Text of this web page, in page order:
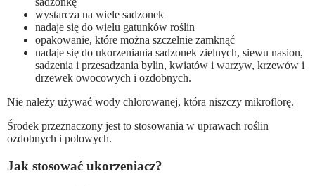
wystarcza na wiele sadzonek
nadaje się do wielu gatunków roślin
opakowanie, które można szczelnie zamknąć
nadaje się do ukorzeniania sadzonek zielnych, siewu nasion,
sadzenia i przesadzania bylin, kwiatów i warzyw, krzewów i
drzewek owocowych i ozdobnych.
Nie należy używać wody chlorowanej, która niszczy mikroflorę.
Środek przeznaczony jest to stosowania w uprawach roślin
ozdobnych i polowych.
Jak stosować ukorzeniacz?